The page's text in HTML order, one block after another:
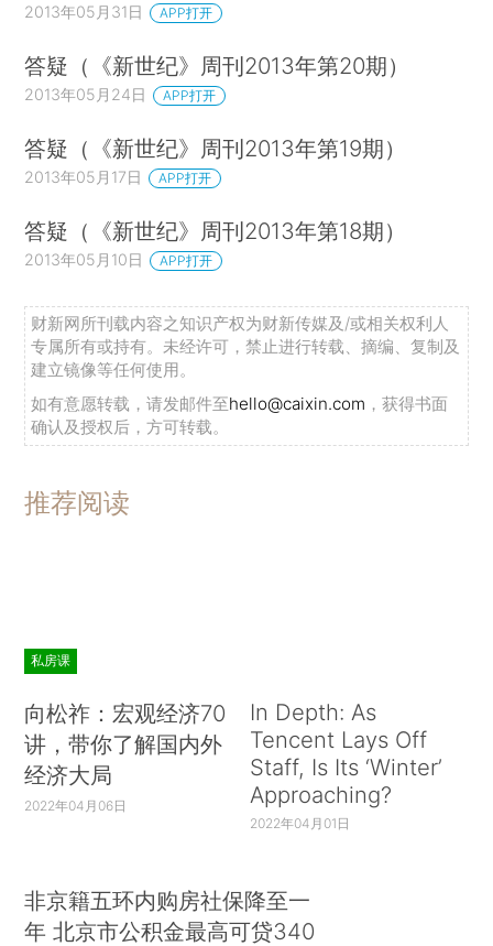
2013年05月31日 APP打开
答疑（《新世纪》周刊2013年第20期）
2013年05月24日 APP打开
答疑（《新世纪》周刊2013年第19期）
2013年05月17日 APP打开
答疑（《新世纪》周刊2013年第18期）
2013年05月10日 APP打开
财新网所刊载内容之知识产权为财新传媒及/或相关权利人
专属所有或持有。未经许可，禁止进行转载、摘编、复制及
建立镜像等任何使用。
如有意愿转载，请发邮件至hello@caixin.com ，获得书面
确认及授权后，方可转载。
推荐阅读
私房课
向松祚：宏观经济70
讲，带你了解国内外
经济大局
2022年04月06日
In Depth: As
Tencent Lays Off
Staff, Is Its ‘Winter’
Approaching?
2022年04月01日
非京籍五环内购房社保降至一
年 北京市公积金最高可贷340